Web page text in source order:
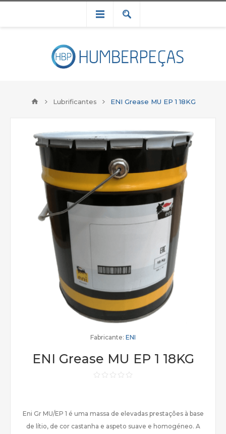
Lubrificantes ENI Grease MU EP 1 18KG
Fabricante: ENI
ENI Grease MU EP 1 18KG
Eni Gr MU/EP 1 é uma massa de elevadas prestações à base
de lítio, de cor castanha e aspeto suave e homogéneo. A